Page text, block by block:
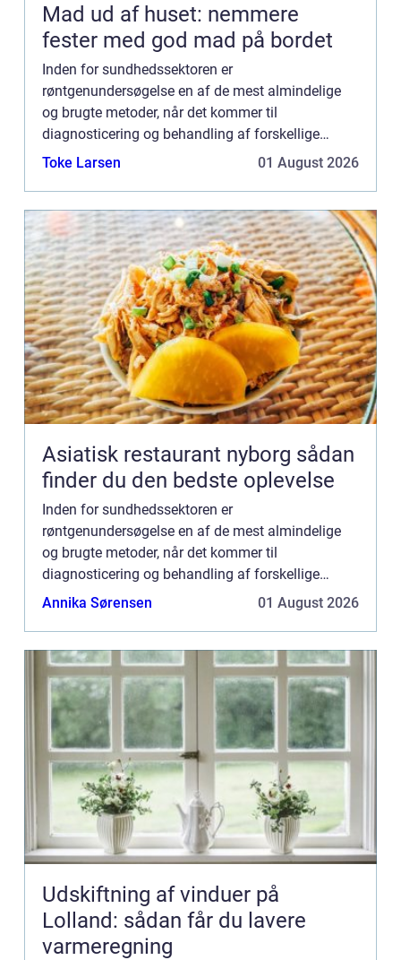
Mad ud af huset: nemmere
fester med god mad på bordet
Inden for sundhedssektoren er
røntgenundersøgelse en af de mest almindelige
og brugte metoder, når det kommer til
diagnosticering og behandling af forskellige
sygdomme og tilstande. Men hvad er egentlig en
Toke Larsen 01 August 2026
Asiatisk restaurant nyborg sådan
finder du den bedste oplevelse
Inden for sundhedssektoren er
røntgenundersøgelse en af de mest almindelige
og brugte metoder, når det kommer til
diagnosticering og behandling af forskellige
sygdomme og tilstande. Men hvad er egentlig en
Annika Sørensen 01 August 2026
Udskiftning af vinduer på
Lolland: sådan får du lavere
varmeregning